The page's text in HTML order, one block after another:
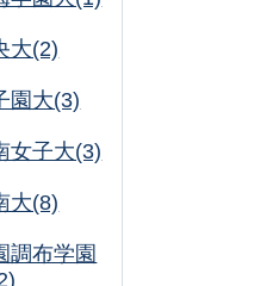
大(2)
園大(3)
女子大(3)
大(8)
調布学園